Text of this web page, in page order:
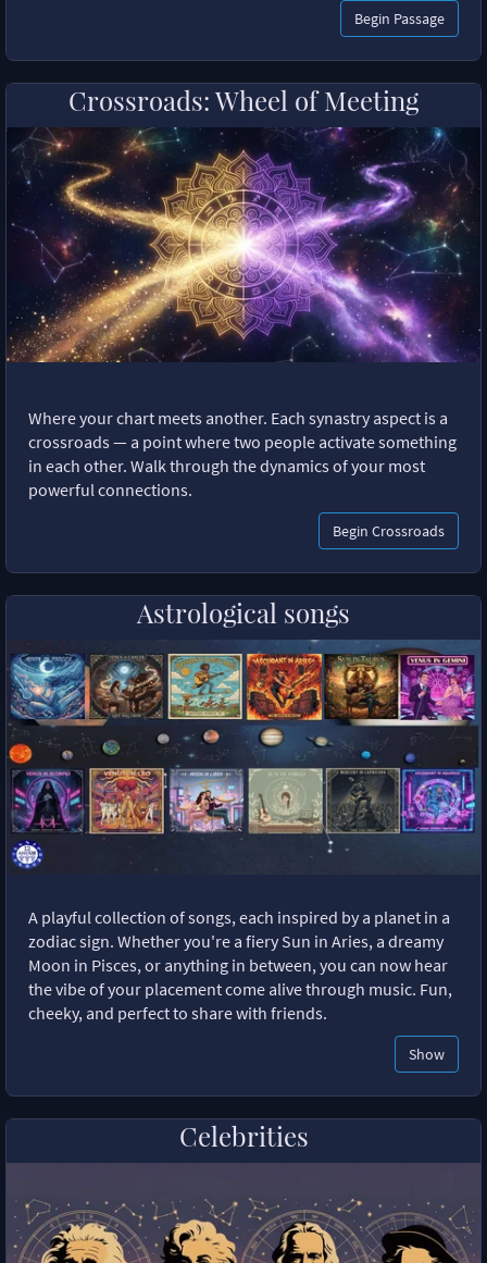
Begin Passage
Crossroads: Wheel of Meeting
Where your chart meets another. Each synastry aspect is a
crossroads — a point where two people activate something
in each other. Walk through the dynamics of your most
powerful connections.
Begin Crossroads
Astrological songs
A playful collection of songs, each inspired by a planet in a
zodiac sign. Whether you're a fiery Sun in Aries, a dreamy
Moon in Pisces, or anything in between, you can now hear
the vibe of your placement come alive through music. Fun,
cheeky, and perfect to share with friends.
Show
Celebrities